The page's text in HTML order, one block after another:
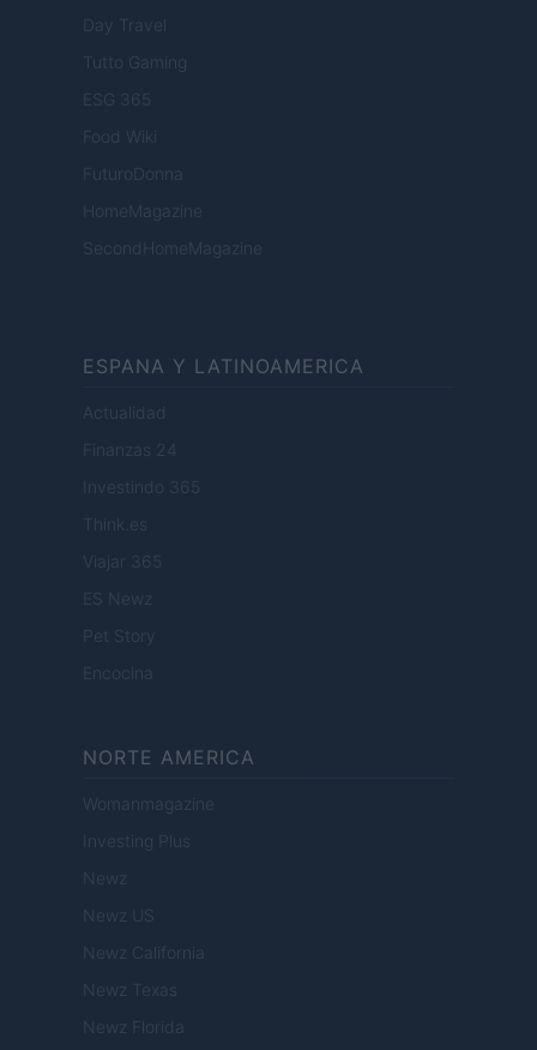
Day Travel
Tutto Gaming
ESG 365
Food Wiki
FuturoDonna
HomeMagazine
SecondHomeMagazine
ESPANA Y LATINOAMERICA
Actualidad
Finanzas 24
Investindo 365
Think.es
Viajar 365
ES Newz
Pet Story
Encocina
NORTE AMERICA
Womanmagazine
Investing Plus
Newz
Newz US
Newz California
Newz Texas
Newz Florida